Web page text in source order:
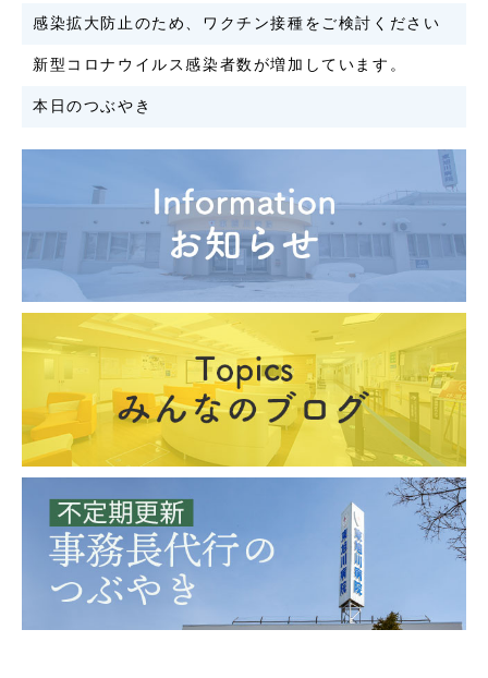
感染拡大防止のため、ワクチン接種をご検討ください
新型コロナウイルス感染者数が増加しています。
本日のつぶやき